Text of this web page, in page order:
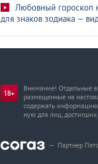
Любовный гороскоп
для знаков зодиака —
Внимание! Отдельные
размещенные на
содержать
ную для лиц,
— Партнер